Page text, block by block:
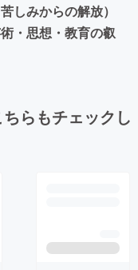
しみからの解放）
・思想・教育の叡
らもチェックし